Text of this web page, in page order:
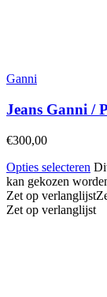
Ganni
Jeans Ganni /
€300,00
Opties selecteren
kan gekozen
Zet op verlanglijst
Zet op verlanglijst